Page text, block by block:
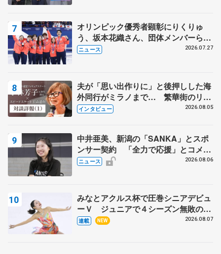
オリンピック優秀者顕彰にりくりゅ
う、坂本花織さん、団体メンバーら
8月7日に文科省が表彰式、ブルーノ・
ニュース 2026.07.27
夫が「思い出作りに」と後押しした海
外同行がミラノまで… 繁華街のリン
クでは不良のお兄さんも味方に 小林
インタビュー 2026.08.05
中井亜美、新潟の「SANKA」とスポ
ンサー契約 「全力で応援」とコメン
ト
ニュース 2026.08.06
みなとアクルス杯で圧巻シニアデビュ
ーＶ ジュニアで４シーズン無敗の島
田麻央
連載 NEW 2026.08.07